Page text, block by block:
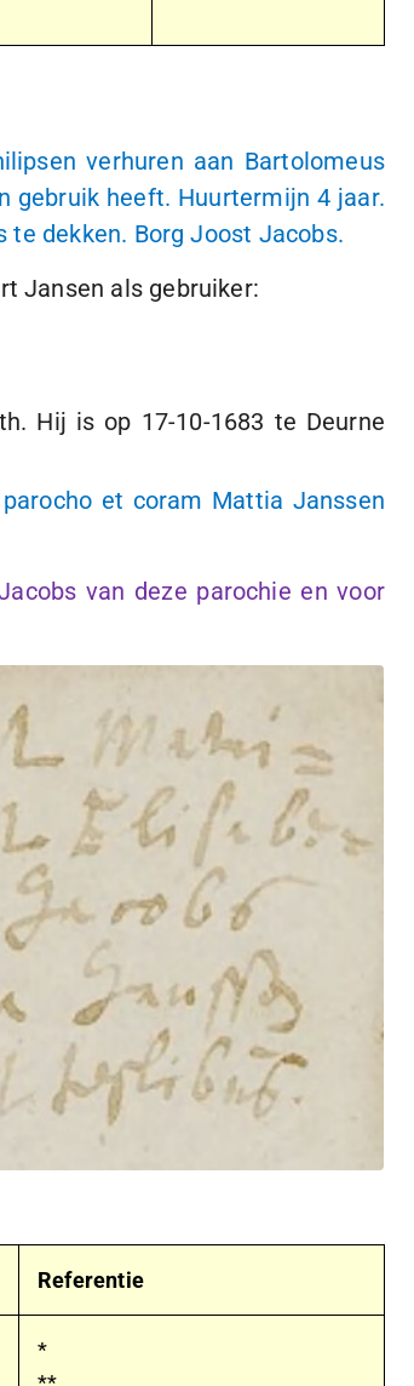
verhuren aan Bartolomeus
gebruik heeft. Huurtermijn 4 jaar.
dekken. Borg Joost Jacobs.
Jansen als gebruiker:
Hij is op 17-10-1683 te Deurne
et coram Mattia Janssen
van deze parochie en voor
Referentie
*